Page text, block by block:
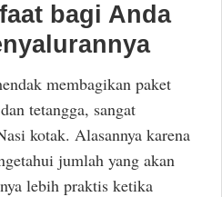
bagi Anda
membagikan paket
tetangga, sangat
kotak. Alasannya karena
jumlah yang akan
lebih praktis ketika